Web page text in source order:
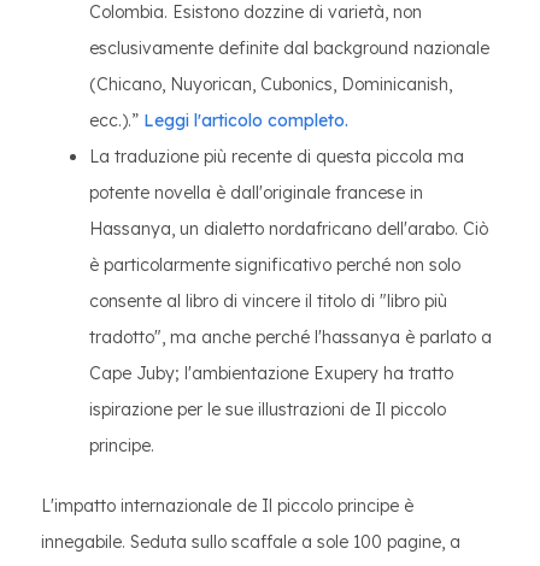
Colombia. Esistono dozzine di varietà, non
esclusivamente definite dal background nazionale
(Chicano, Nuyorican, Cubonics, Dominicanish,
ecc.).” Leggi l'articolo completo.
La traduzione più recente di questa piccola ma
potente novella è dall'originale francese in
Hassanya, un dialetto nordafricano dell'arabo. Ciò
è particolarmente significativo perché non solo
consente al libro di vincere il titolo di "libro più
tradotto", ma anche perché l'hassanya è parlato a
Cape Juby; l'ambientazione Exupery ha tratto
ispirazione per le sue illustrazioni de Il piccolo
principe.
L'impatto internazionale de Il piccolo principe è
innegabile. Seduta sullo scaffale a sole 100 pagine, a